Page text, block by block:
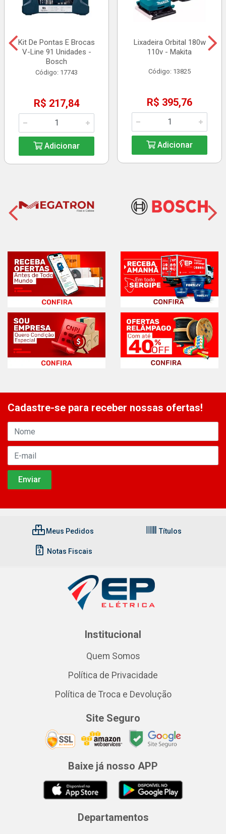
Kit De Pontas E Brocas
V-Line 91 Unidades -
Bosch
Código: 17743
R$ 217,84
Adicionar
Lixadeira Orbital 180w
110v - Makita
Código: 13825
R$ 395,76
Adicionar
Cadastre-se para receber nossas ofertas!
Meus Pedidos Títulos
Notas Fiscais
Institucional
Quem Somos
Política de Privacidade
Política de Troca e Devolução
Site Seguro
Baixe já nosso APP
Departamentos